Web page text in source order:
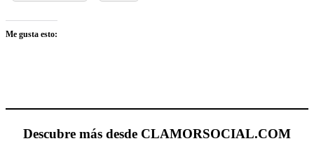
Me gusta esto:
Descubre más desde CLAMORSOCIAL.COM